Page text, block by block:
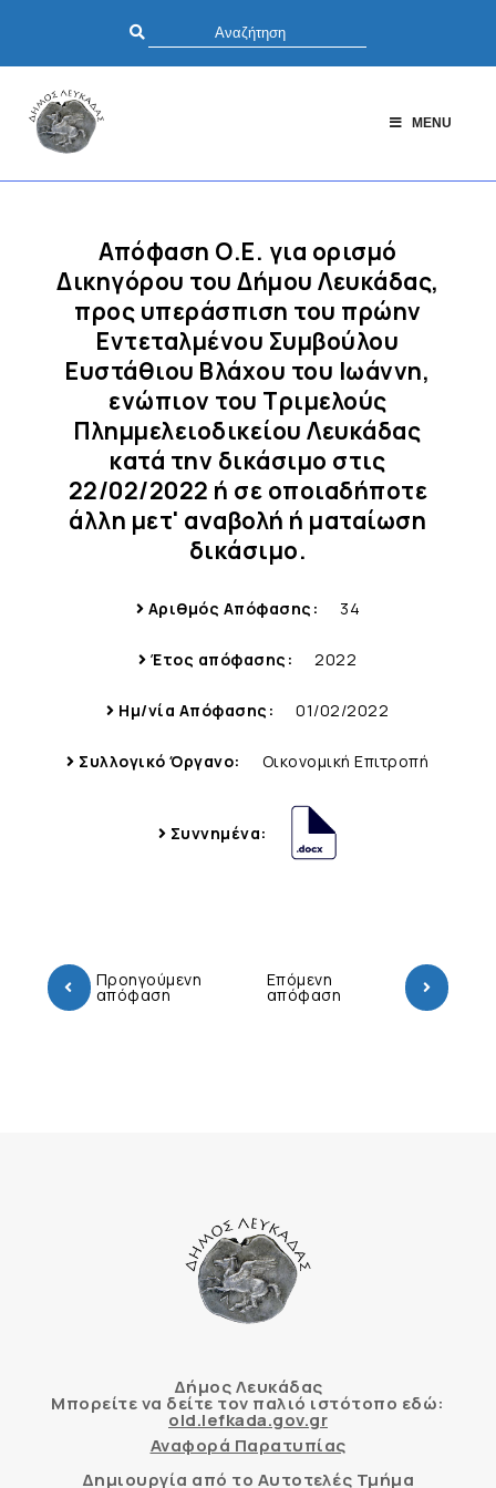
MENU
Απόφαση Ο.Ε. για ορισμό
Δικηγόρου του Δήμου Λευκάδας,
προς υπεράσπιση του πρώην
Εντεταλμένου Συμβούλου
Ευστάθιου Βλάχου του Ιωάννη,
ενώπιον του Τριμελούς
Πλημμελειοδικείου Λευκάδας
κατά την δικάσιμο στις
22/02/2022 ή σε οποιαδήποτε
άλλη μετ' αναβολή ή ματαίωση
δικάσιμο.
Αριθμός Απόφασης: 34
Έτος απόφασης: 2022
Ημ/νία Απόφασης: 01/02/2022
Συλλογικό Όργανο: Οικονομική Επιτροπή
Συννημένα:
Προηγούμενη
απόφαση
Επόμενη
απόφαση
Δήμος Λευκάδας
Μπορείτε να δείτε τον παλιό ιστότοπο εδώ:
old.lefkada.gov.gr
Αναφορά Παρατυπίας
Δημιουργία από το Αυτοτελές Τμήμα